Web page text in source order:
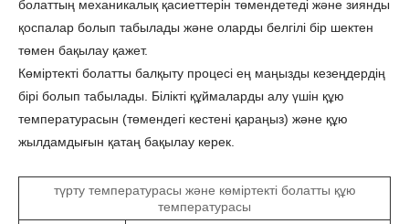
болаттың механикалық қасиеттерін төмендетеді және зиянды
қоспалар болып табылады және оларды белгілі бір шектен
төмен бақылау қажет.
Көміртекті болатты балқыту процесі ең маңызды кезеңдердің
бірі болып табылады. Білікті құймаларды алу үшін құю
температурасын (төмендегі кестені қараңыз) және құю
жылдамдығын қатаң бақылау керек.
түрту температурасы және көміртекті болатты құю
температурасы